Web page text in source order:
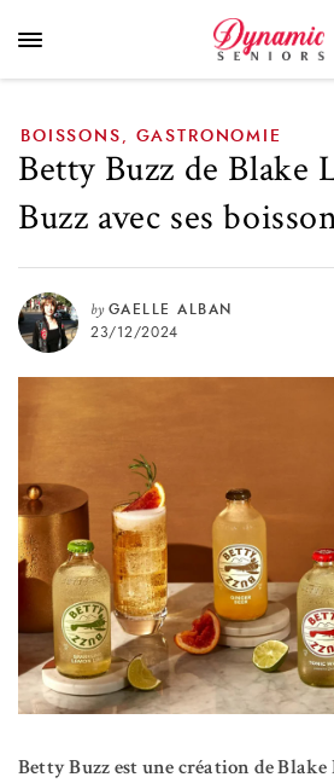
boissons sans
BOISSONS GASTRONOMIE
Betty Buzz de Blake
Buzz avec ses
by GAELLE ALBAN
23/12/2024
Betty Buzz est une création de